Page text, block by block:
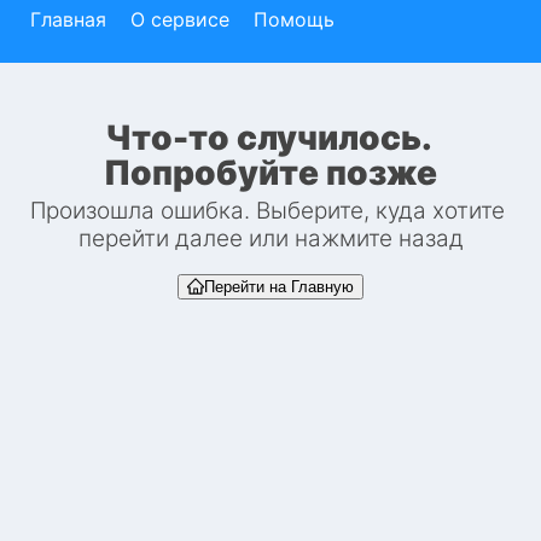
Главная О сервисе Помощь
Что-то случилось.
Попробуйте позже
Произошла ошибка. Выберите, куда хотите
перейти далее или нажмите назад
Перейти на Главную